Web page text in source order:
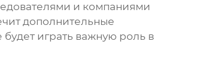
и компаниями
дополнительные
играть важную роль в